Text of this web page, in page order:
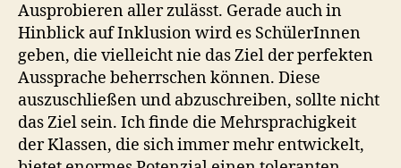
Ausprobieren aller zulässt. Gerade auch in
Hinblick auf Inklusion wird es SchülerInnen
geben, die vielleicht nie das Ziel der perfekten
Aussprache beherrschen können. Diese
auszuschließen und abzuschreiben, sollte nicht
das Ziel sein. Ich finde die Mehrsprachigkeit
der Klassen, die sich immer mehr entwickelt,